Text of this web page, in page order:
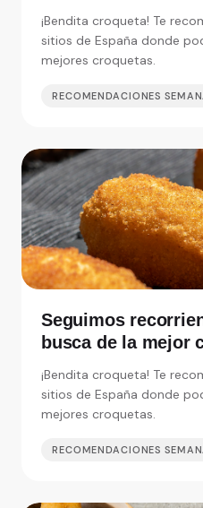
¡Bendita croqueta! Te
sitios de España donde
mejores croquetas.
RECOMENDACIONES
Seguimos
busca de la mejor
¡Bendita croqueta! Te
sitios de España donde
mejores croquetas.
RECOMENDACIONES